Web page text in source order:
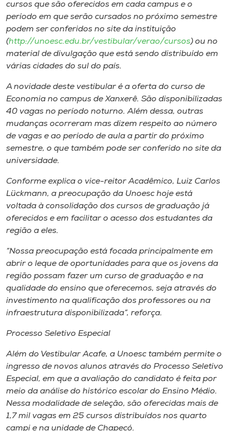
Museu
Unoesc
Store
Selecione
o idioma
cursos que são oferecidos em cada campus e o
período em que serão cursados no próximo semestre
podem ser conferidos no site da instituição
(http://unoesc.edu.br/vestibular/verao/cursos) ou no
material de divulgação que está sendo distribuído em
várias cidades do sul do país.
A novidade deste vestibular é a oferta do curso de
Economia no campus de Xanxerê. São disponibilizadas
40 vagas no período noturno. Além dessa, outras
mudanças ocorreram mas dizem respeito ao número
de vagas e ao período de aula a partir do próximo
semestre, o que também pode ser conferido no site da
universidade.
Conforme explica o vice-reitor Acadêmico, Luiz Carlos
Lückmann, a preocupação da Unoesc hoje está
voltada à consolidação dos cursos de graduação já
oferecidos e em facilitar o acesso dos estudantes da
região a eles.
“Nossa preocupação está focada principalmente em
abrir o leque de oportunidades para que os jovens da
região possam fazer um curso de graduação e na
qualidade do ensino que oferecemos, seja através do
investimento na qualificação dos professores ou na
infraestrutura disponibilizada”, reforça.
Processo Seletivo Especial
Além do Vestibular Acafe, a Unoesc também permite o
ingresso de novos alunos através do Processo Seletivo
Especial, em que a avaliação do candidato é feita por
meio da análise do histórico escolar do Ensino Médio.
Nessa modalidade de seleção, são oferecidas mais de
1,7 mil vagas em 25 cursos distribuídos nos quarto
campi e na unidade de Chapecó.